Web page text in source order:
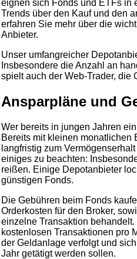
eignen sich Fonds und ETFs in
Trends über den Kauf und den
erfahren Sie mehr über die
Anbieter.
Unser umfangreicher
Insbesondere die Anzahl an
spielt auch der Web-Trader,
Ansparpläne und
Wer bereits in jungen Jahren
Bereits mit kleinen monatlichen
langfristig zum
einiges zu beachten:
reißen. Einige Depotanbieter
günstigen Fonds.
Die Gebühren beim Fonds
Orderkosten für den Broker,
einzelne Transaktion
kostenlosen Transaktionen pro
der Geldanlage verfolgt und
Jahr getätigt werden sollen.